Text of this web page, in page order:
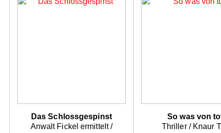
Das Schlossgespinst
Anwalt Fickel ermittelt /
So was von
Thriller / Knaur